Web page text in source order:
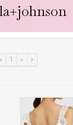
« 1 »